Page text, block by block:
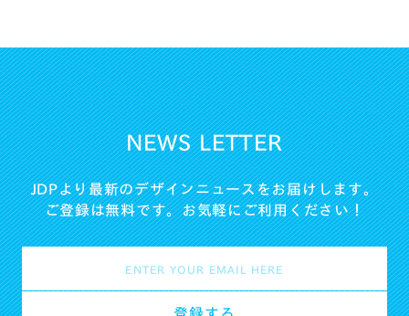
NEWS LETTER
JDPより最新のデザインニュースをお届けします。
ご登録は無料です。お気軽にご利用ください！